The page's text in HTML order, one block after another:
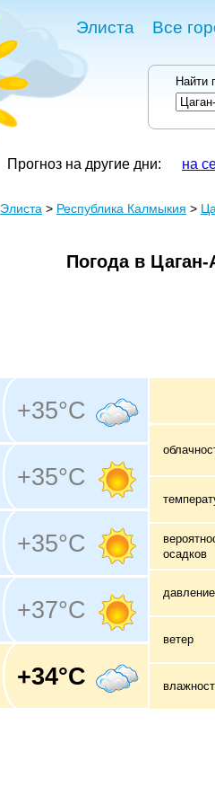
Элиста Все
Найти
Прогноз на другие дни: на
Элиста > Республика Калмыкия >
Погода в
+35°C
+35°C
+35°C
+37°C
+34°C
осадков
давление
ветер